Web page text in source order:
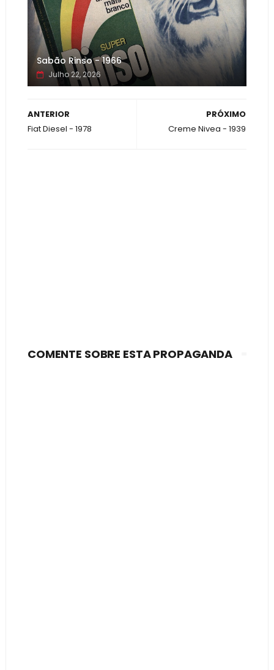
Sabão Rinso - 1966
Julho 22, 2026
PRÓXIMO
Creme Nivea - 1939
ANTERIOR
Fiat Diesel - 1978
COMENTE SOBRE ESTA PROPAGANDA